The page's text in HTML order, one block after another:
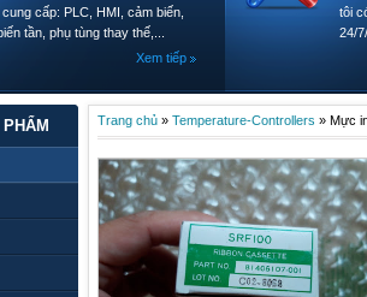
cấp: PLC, HMI, cảm biến,
tần, phụ tùng thay thế,...
Xem tiếp
tôi
24/
Trang chủ » Temperature-Controllers » Mực